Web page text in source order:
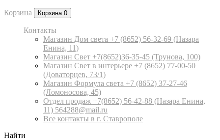
Корзина Корзина 0
Контакты
Магазин Дом света +7 (8652) 56-32-69 (Назара
Енина, 11)
Магазин Свет +7(8652)36-35-45 (Трунова, 100)
Магазин Свет в интерьере +7 (8652) 77-00-50
(Доваторцев, 73/1)
Магазин Формула света +7 (8652) 37-27-46
(Ломоносова, 45)
Отдел продаж +7(8652) 56-42-88 (Назара Енина,
11) 564288@mail.ru
Все контакты в г. Ставрополе
Найти